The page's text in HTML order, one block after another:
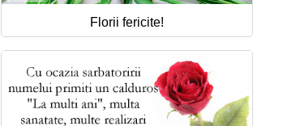
Florii fericite!